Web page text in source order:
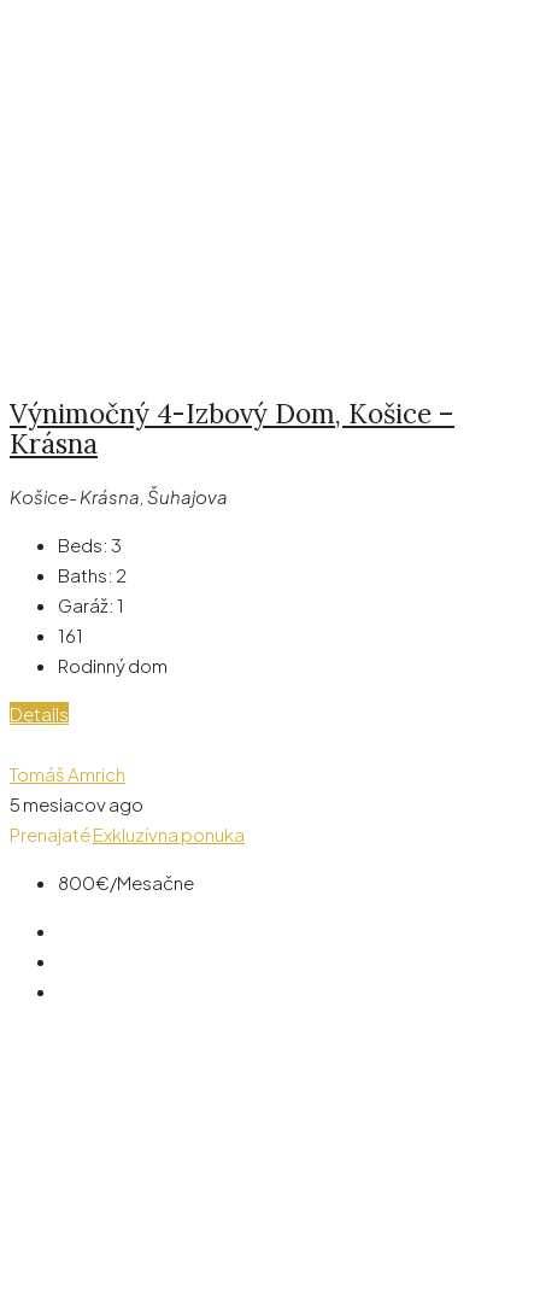
Výnimočný 4-Izbový Dom, Košice –
Krásna
Košice- Krásna, Šuhajova
Beds: 3
Baths: 2
Garáž: 1
161
Rodinný dom
Details
Tomáš Amrich
5 mesiacov ago
PrenajatéExkluzívna ponuka
800€/Mesačne